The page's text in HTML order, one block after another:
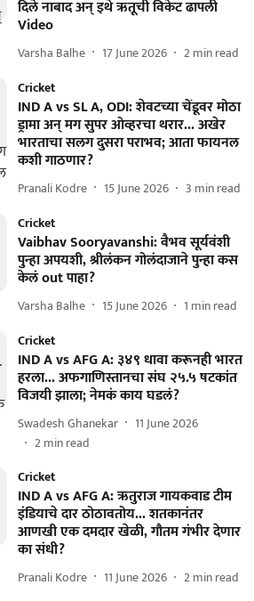
दिले नाबाद अन् इथे ऋतूची विकेट ढापली
Video
Varsha Balhe 17 June 2026 2min read
Cricket
IND A vs SL A, ODI: शेवटच्या चेंडूवर मोठा
ड्रामा अन् मग सुपर ओव्हरचा थरार... अखेर
भारताचा सलग दुसरा पराभव; आता फायनल
कशी गाठणार?
Pranali Kodre 15 June 2026 3 min read
Cricket
Vaibhav Sooryavanshi: वैभव सूर्यवंशी
पुन्हा अपयशी, श्रीलंकन गोलंदाजाने पुन्हा कस
केलं out पाहा?
Varsha Balhe 15 June 2026 1 min read
Cricket
IND A vs AFG A: ३४९ धावा करूनही भारत
हरला... अफगाणिस्तानचा संघ २५.५ षटकांत
विजयी झाला; नेमकं काय घडलं?
Swadesh Ghanekar
11 June 2026
2min read
Cricket
IND A vs AFG A: ऋतुराज गायकवाड टीम
इंडियाचे दार ठोठावतोय... शतकानंतर
आणखी एक दमदार खेळी, गौतम गंभीर देणार
का संधी?
Pranali Kodre 11 June 2026 2min read